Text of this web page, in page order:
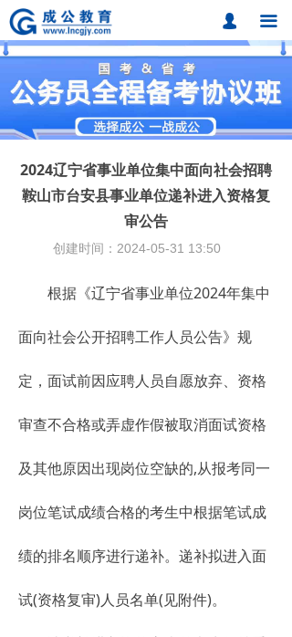
끀
首页
课程中心
题库中心
网校课程
各地分校
在线报名
넙
2024辽宁省事业单位集中面向社会招聘
鞍山市台安县事业单位递补进入资格复
审公告
根据《辽宁省事业单位2024年集中
面向社会公开招聘工作人员公告》规
定，面试前因应聘人员自愿放弃、资格
审查不合格或弄虚作假被取消面试资格
及其他原因出现岗位空缺的,从报考同一
岗位笔试成绩合格的考生中根据笔试成
绩的排名顺序进行递补。递补拟进入面
试(资格复审)人员名单(见附件)。
创建时间： 2024-05-31 13:50